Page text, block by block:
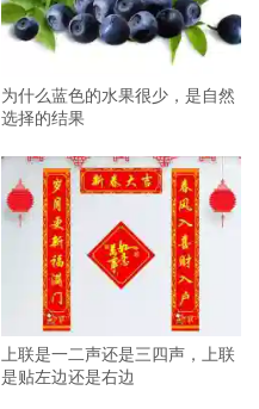
为什么蓝色的水果很少，是自然
选择的结果
上联是一二声还是三四声，上联
是贴左边还是右边